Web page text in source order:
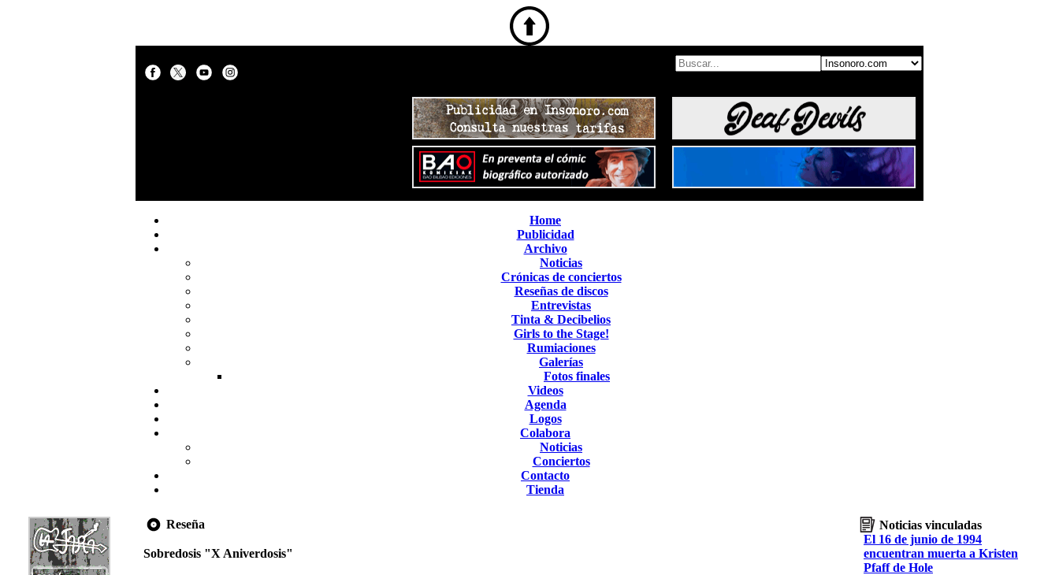
Home
Publicidad
Archivo
Noticias
Crónicas de conciertos
Reseñas de discos
Entrevistas
Tinta & Decibelios
Girls to the Stage!
Rumiaciones
Galerías
Fotos finales
Videos
Agenda
Logos
Colabora
Noticias
Conciertos
Contacto
Tienda
Reseña
Sobredosis "X Aniverdosis"
Noticias vinculadas
El 16 de junio de 1994
encuentran muerta a Kristen
Pfaff de Hole